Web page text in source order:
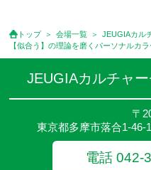
●資格認定講座の試験料・認定
せください。
●講座は、月4回(週1回),月3回
のでご確認ください。
●参加人数が一定に満たない場
●その他、詳しい内容について
だきます。
トップ 会場一覧 JEUGIAカル
【似合う】の理論を磨くパーソナルカ
JEUGIAカルチャ
〒
東京都多摩市落合1-
電話 042-